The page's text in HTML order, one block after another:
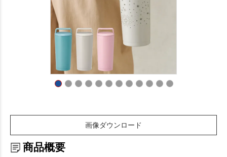
画像ダウンロード
商品概要